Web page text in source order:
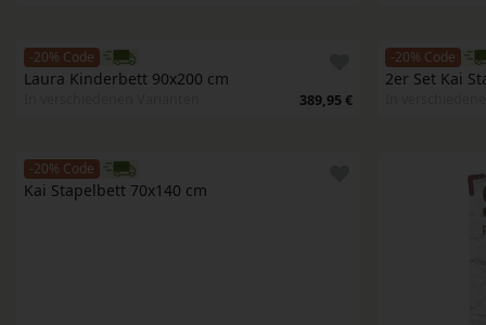
-20% Code
Laura Kinderbett 90x200 cm
389,95 €
-20% Code
2er Set Kai
-20% Code
Kai Stapelbett 70x140 cm